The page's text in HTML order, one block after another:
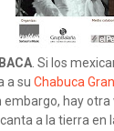
. Si los
a su Chabuca
hay
a la tierra en